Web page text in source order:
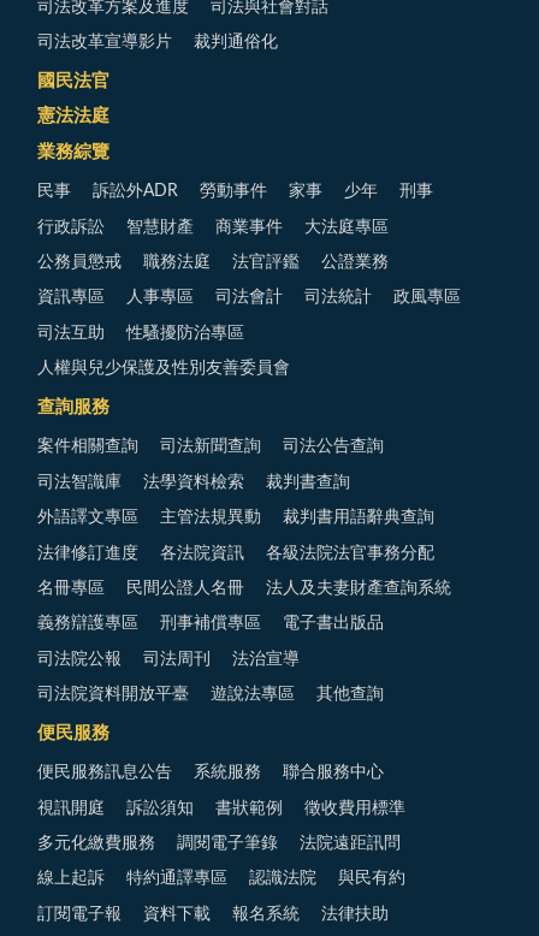
司法改革方案及進度 司法與社會對話
司法改革宣導影片 裁判通俗化
國民法官
憲法法庭
業務綜覽
民事 訴訟外ADR 勞動事件 家事 少年 刑事
行政訴訟 智慧財產 商業事件 大法庭專區
公務員懲戒 職務法庭 法官評鑑 公證業務
資訊專區 人事專區 司法會計 司法統計 政風專區
司法互助 性騷擾防治專區
人權與兒少保護及性別友善委員會
查詢服務
案件相關查詢 司法新聞查詢 司法公告查詢
司法智識庫 法學資料檢索 裁判書查詢
外語譯文專區 主管法規異動 裁判書用語辭典查詢
法律修訂進度 各法院資訊 各級法院法官事務分配
名冊專區 民間公證人名冊 法人及夫妻財產查詢系統
義務辯護專區 刑事補償專區 電子書出版品
司法院公報 司法周刊 法治宣導
司法院資料開放平臺 遊說法專區 其他查詢
便民服務
便民服務訊息公告 系統服務 聯合服務中心
視訊開庭 訴訟須知 書狀範例 徵收費用標準
多元化繳費服務 調閱電子筆錄 法院遠距訊問
線上起訴 特約通譯專區 認識法院 與民有約
訂閱電子報 資料下載 報名系統 法律扶助